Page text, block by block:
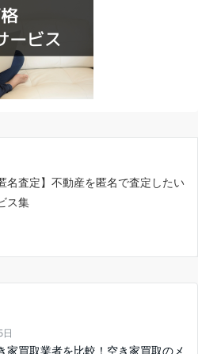
名査定】不動産を匿名で査定したい
ス集
家買取業者を比較！空き家買取のメ